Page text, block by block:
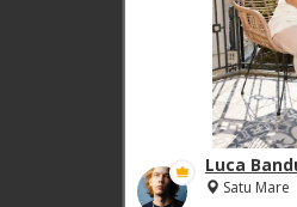
Luca
Satu Mare